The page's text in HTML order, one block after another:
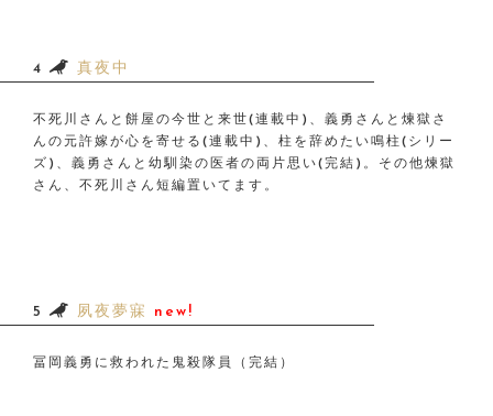
4 真夜中
不死川さんと餅屋の今世と来世(連載中)、義勇さんと煉獄さ
んの元許嫁が心を寄せる(連載中)、柱を辞めたい鳴柱(シリー
ズ)、義勇さんと幼馴染の医者の両片思い(完結)。その他煉獄
さん、不死川さん短編置いてます。
5 夙夜夢寐 new!
冨岡義勇に救われた鬼殺隊員（完結）